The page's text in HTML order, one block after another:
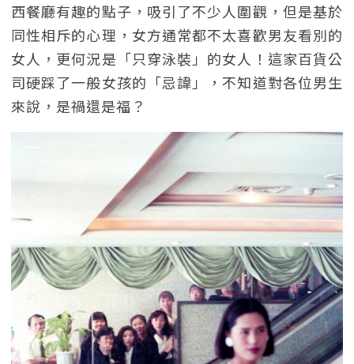
西餐廳有趣的點子，吸引了不少人圍觀，但是基於
同性相斥的心理，女方通常都不太喜歡男友看別的
女人，更何況是「只穿泳裝」的女人！這家百貨公
司硬踩了一般女孩的「忌諱」，不知道對各位男生
來說，是禍還是福？